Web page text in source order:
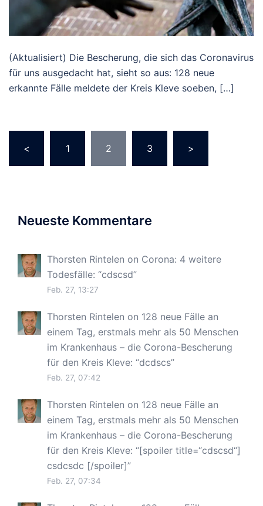
(Aktualisiert) Die Bescherung, die sich das Coronavirus
für uns ausgedacht hat, sieht so aus: 128 neue
erkannte Fälle meldete der Kreis Kleve soeben, […]
der
Beiträge
< 1 2 3 >
Neueste Kommentare
Thorsten Rintelen on Corona: 4 weitere
Todesfälle: “cdscsd”
Feb. 27, 13:27
Thorsten Rintelen on 128 neue Fälle an
einem Tag, erstmals mehr als 50 Menschen
im Krankenhaus – die Corona-Bescherung
für den Kreis Kleve: “dcdscs”
Feb. 27, 07:42
Thorsten Rintelen on 128 neue Fälle an
einem Tag, erstmals mehr als 50 Menschen
im Krankenhaus – die Corona-Bescherung
für den Kreis Kleve: “[spoiler title=“cdscsd“]
csdcsdc [/spoiler]”
Feb. 27, 07:34